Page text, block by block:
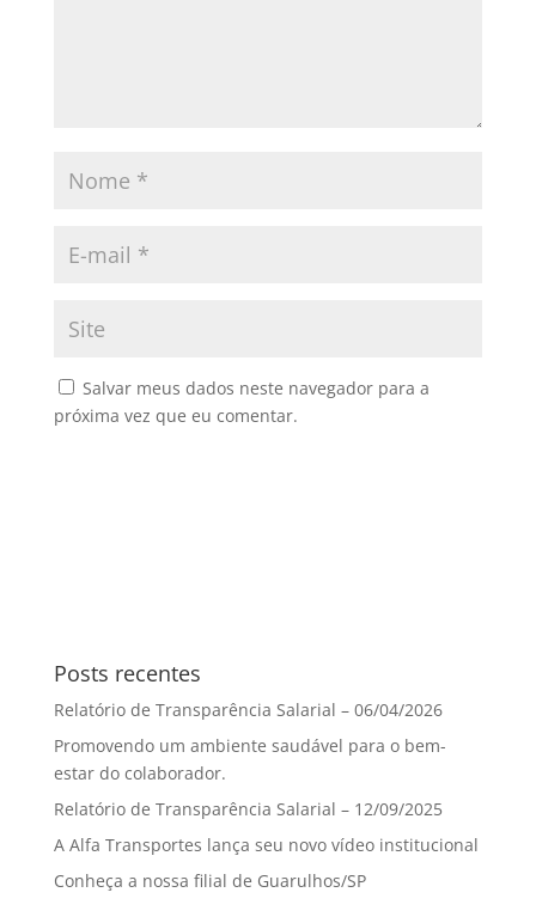
Salvar meus dados neste navegador para a
próxima vez que eu comentar.
Posts recentes
Relatório de Transparência Salarial – 06/04/2026
Promovendo um ambiente saudável para o bem-
estar do colaborador.
Relatório de Transparência Salarial – 12/09/2025
A Alfa Transportes lança seu novo vídeo institucional
Conheça a nossa filial de Guarulhos/SP